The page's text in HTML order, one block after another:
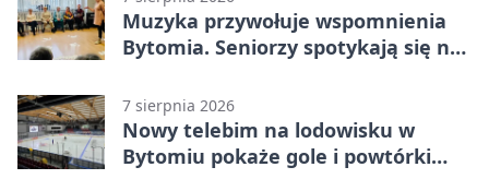
Muzyka przywołuje wspomnienia
Bytomia. Seniorzy spotykają się na
7 sierpnia 2026
Nowy telebim na lodowisku w
Bytomiu pokaże gole i powtórki